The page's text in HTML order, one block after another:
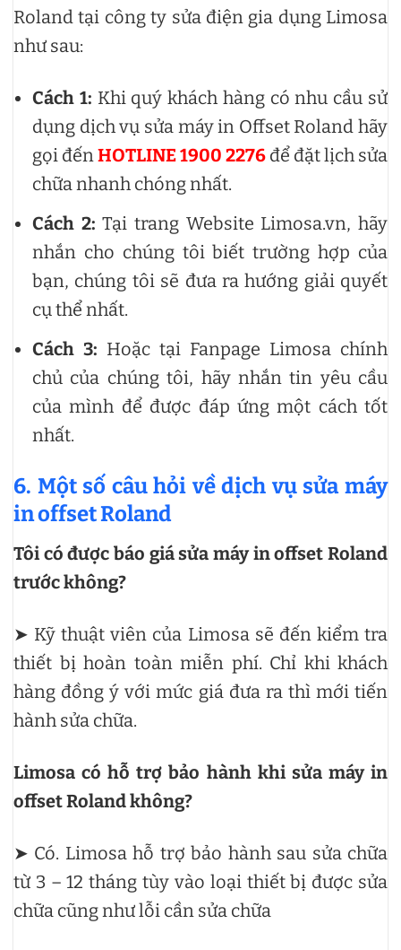
Roland tại công ty sửa điện gia dụng Limosa
như sau:
Cách 1: Khi quý khách hàng có nhu cầu sử
dụng dịch vụ sửa máy in Offset Roland hãy
gọi đếnHOTLINE 1900 2276 để đặt lịch sửa
chữa nhanh chóng nhất.
Cách 2:Tại trang Website Limosa.vn, hãy
nhắn cho chúng tôi biết trường hợp của
bạn, chúng tôi sẽ đưa ra hướng giải quyết
cụ thể nhất.
Cách 3: Hoặc tại Fanpage Limosa chính
chủ của chúng tôi, hãy nhắn tin yêu cầu
của mình để được đáp ứng một cách tốt
nhất.
6. Một số câu hỏi về dịch vụ sửa máy
in offset Roland
Tôi có được báo giá sửa máy in offset Roland
trước không?
➤ Kỹ thuật viên của Limosa sẽ đến kiểm tra
thiết bị hoàn toàn miễn phí. Chỉ khi khách
hàng đồng ý với mức giá đưa ra thì mới tiến
hành sửa chữa.
Limosa có hỗ trợ bảo hành khi sửa máy in
offset Roland không?
➤ Có. Limosa hỗ trợ bảo hành sau sửa chữa
từ 3 – 12 tháng tùy vào loại thiết bị được sửa
chữa cũng như lỗi cần sửa chữa